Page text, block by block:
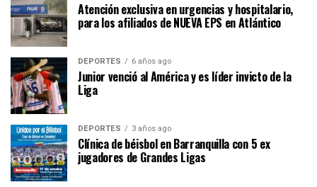
Atención exclusiva en urgencias y hospitalario,
para los afiliados de NUEVA EPS en Atlántico
DEPORTES 6 años ago
Junior venció al América y es líder invicto de la
Liga
DEPORTES 3 años ago
Clínica de béisbol en Barranquilla con 5 ex
jugadores de Grandes Ligas